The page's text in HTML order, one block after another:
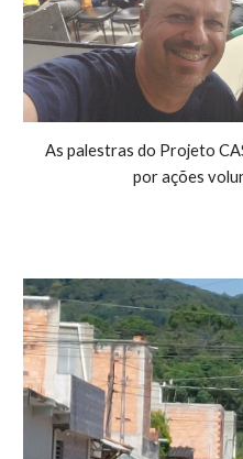
As palestras do Projeto
por ações